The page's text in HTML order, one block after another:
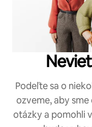
Podeľte sa o
ozveme, aby
otázky a pomohli